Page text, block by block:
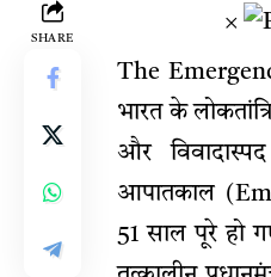
SHARE
×
The
भारत के
और
आपातकाल
51 साल पूरे हो